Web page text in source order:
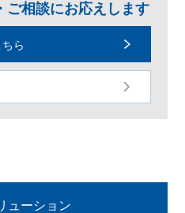
ご相談にお応えします
ら
ューション